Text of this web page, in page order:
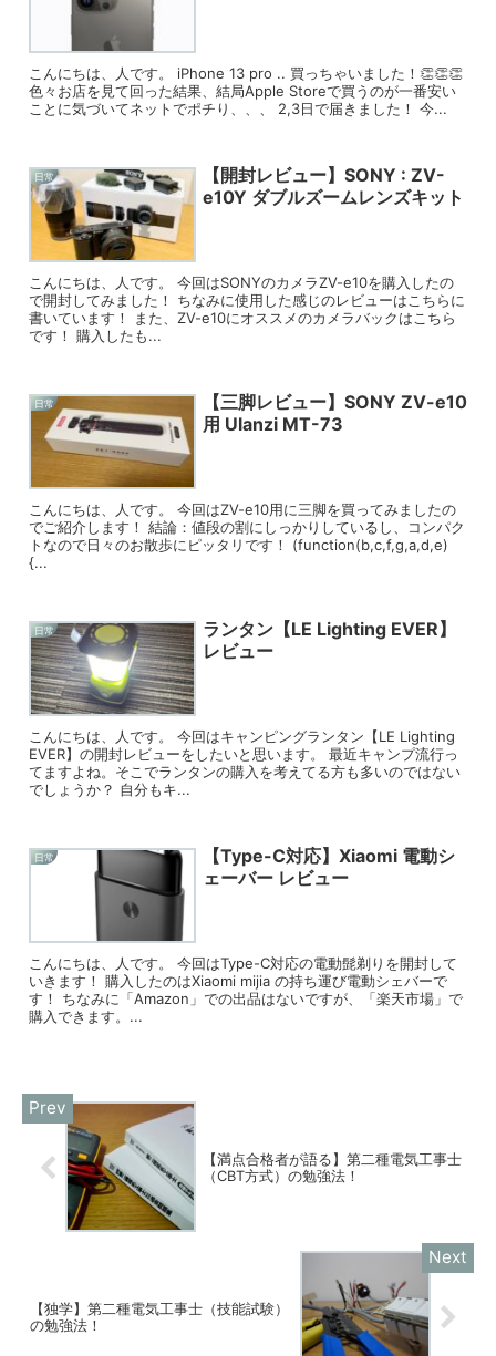
こんにちは、人です。 iPhone 13 pro .. 買っちゃいました！👏👏👏
色々お店を見て回った結果、結局Apple Storeで買うのが一番安い
ことに気づいてネットでポチり、、、 2,3日で届きました！ 今...
日常
【開封レビュー】SONY : ZV-
e10Y ダブルズームレンズキット
こんにちは、人です。 今回はSONYのカメラZV-e10を購入したの
で開封してみました！ ちなみに使用した感じのレビューはこちらに
書いています！ また、ZV-e10にオススメのカメラバックはこちら
です！ 購入したも...
日常
【三脚レビュー】SONY ZV-e10
用 Ulanzi MT-73
こんにちは、人です。 今回はZV-e10用に三脚を買ってみましたの
でご紹介します！ 結論：値段の割にしっかりしているし、コンパク
トなので日々のお散歩にピッタリです！ (function(b,c,f,g,a,d,e)
{...
日常
ランタン【LE Lighting EVER】
レビュー
こんにちは、人です。 今回はキャンピングランタン【LE Lighting
EVER】の開封レビューをしたいと思います。 最近キャンプ流行っ
てますよね。そこでランタンの購入を考えてる方も多いのではない
でしょうか？ 自分もキ...
日常
【Type-C対応】Xiaomi 電動シ
ェーバー レビュー
こんにちは、人です。 今回はType-C対応の電動髭剃りを開封して
いきます！ 購入したのはXiaomi mijia の持ち運び電動シェバーで
す！ ちなみに「Amazon」での出品はないですが、「楽天市場」で
購入できます。...
【満点合格者が語る】第二種電気工事士
（CBT方式）の勉強法！
【独学】第二種電気工事士（技能試験）
の勉強法！